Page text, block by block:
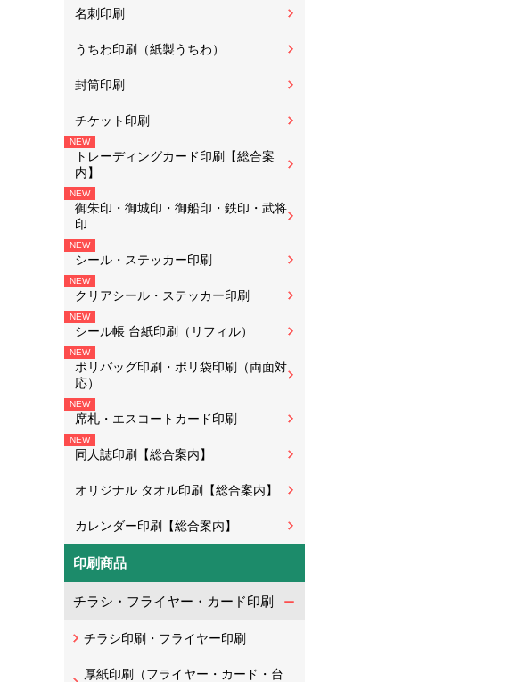
名刺印刷
うちわ印刷（紙製うちわ）
封筒印刷
チケット印刷
トレーディングカード印刷【総合案
内】
御朱印・御城印・御船印・鉄印・武将
印
シール・ステッカー印刷
クリアシール・ステッカー印刷
シール帳 台紙印刷（リフィル）
ポリバッグ印刷・ポリ袋印刷（両面対
応）
席札・エスコートカード印刷
同人誌印刷【総合案内】
オリジナル タオル印刷【総合案内】
カレンダー印刷【総合案内】
印刷商品
チラシ・フライヤー・カード印刷
チラシ印刷・フライヤー印刷
厚紙印刷（フライヤー・カード・台